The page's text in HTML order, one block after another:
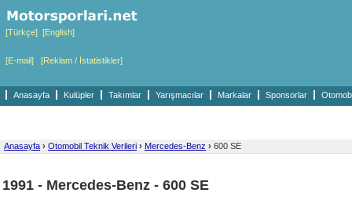
[Türkçe] [English]
[E-mail] [Reklam / İstatistikler]
Anasayfa Kulüpler Takımlar Yarışmacılar Markalar Sponsorlar
Anasayfa › Otomobil Teknik Verileri › Mercedes-Benz › 600 SE
1991 - Mercedes-Benz - 600 SE